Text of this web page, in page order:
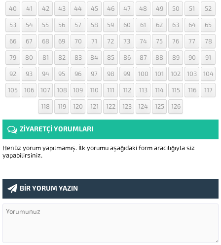
40 41 42 43 44 45 46 47 48 49 50 51 52
53 54 55 56 57 58 59 60 61 62 63 64 65
66 67 68 69 70 71 72 73 74 75 76 77 78
79 80 81 82 83 84 85 86 87 88 89 90 91
92 93 94 95 96 97 98 99 100 101 102 103 104
105 106 107 108 109 110 111 112 113 114 115 116 117
118 119 120 121 122 123 124 125 126
ZİYARETÇİ YORUMLARI
Henüz yorum yapılmamış. İlk yorumu aşağıdaki form aracılığıyla siz
yapabilirsiniz.
BİR YORUM YAZIN